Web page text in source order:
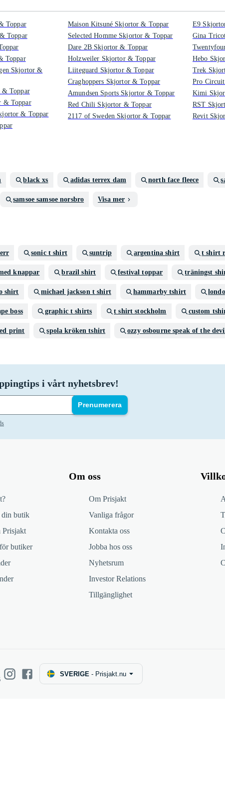
Toppar
Toppar
Toppar
Skjortor &
Toppar
& Toppar
& Toppar
Maison Kitsuné Skjortor & Toppar
Selected Homme Skjortor & Toppar
Dare 2B Skjortor & Toppar
Holzweiler Skjortor & Toppar
Liiteguard Skjortor & Toppar
Craghoppers Skjortor & Toppar
Amundsen Sports Skjortor & Toppar
Red Chili Skjortor & Toppar
2117 of Sweden Skjortor & Toppar
E9
Gina
Hebo
Trek
Pro
Kimi
RST
Revit
black xs adidas terrex dam north face fleece
samsoe samsoe norsbro Visa mer
sonic t shirt suntrip argentina shirt t shirt
knappar brazil shirt festival toppar träningst
shirt michael jackson t shirt hammarby tshirt
boss graphic t shirts t shirt stockholm custom
print spola kröken tshirt ozzy osbourne speak of the
i vårt nyhetsbrev!
Prenumerera
butik
Prisjakt
butiker
Om oss
Om Prisjakt
Vanliga frågor
Kontakta oss
Jobba hos oss
Nyhetsrum
Investor Relations
Tillgänglighet
SVERIGE - Prisjakt.nu